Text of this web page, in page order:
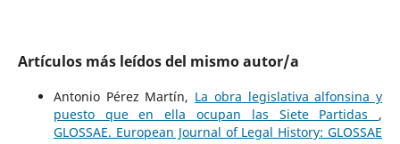
Artículos más leídos del mismo autor/a
Antonio Pérez Martín, La obra legislativa alfonsina y
puesto que en ella ocupan las Siete Partidas ,
GLOSSAE. European Journal of Legal History: GLOSSAE